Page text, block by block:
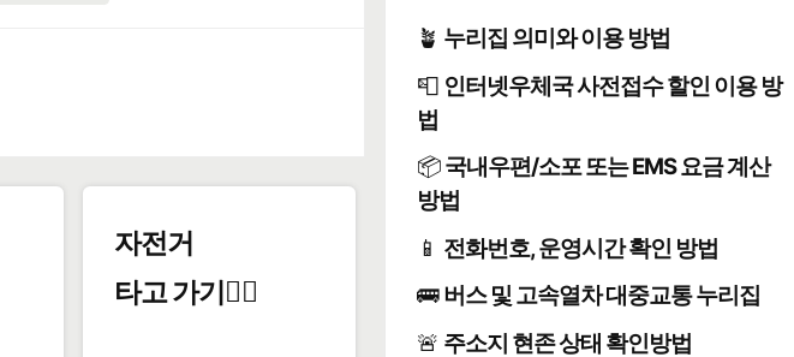
자전거
타고 가기🚴‍♀️
🪴 누리집 의미와 이용 방법
📮 인터넷우체국 사전접수 할인 이용 방
법
📦국내우편/소포 또는 EMS 요금 계산
방법
📱 전화번호, 운영시간 확인 방법
🚌버스 및 고속열차 대중교통 누리집
🚨 주소지 현존 상태 확인방법